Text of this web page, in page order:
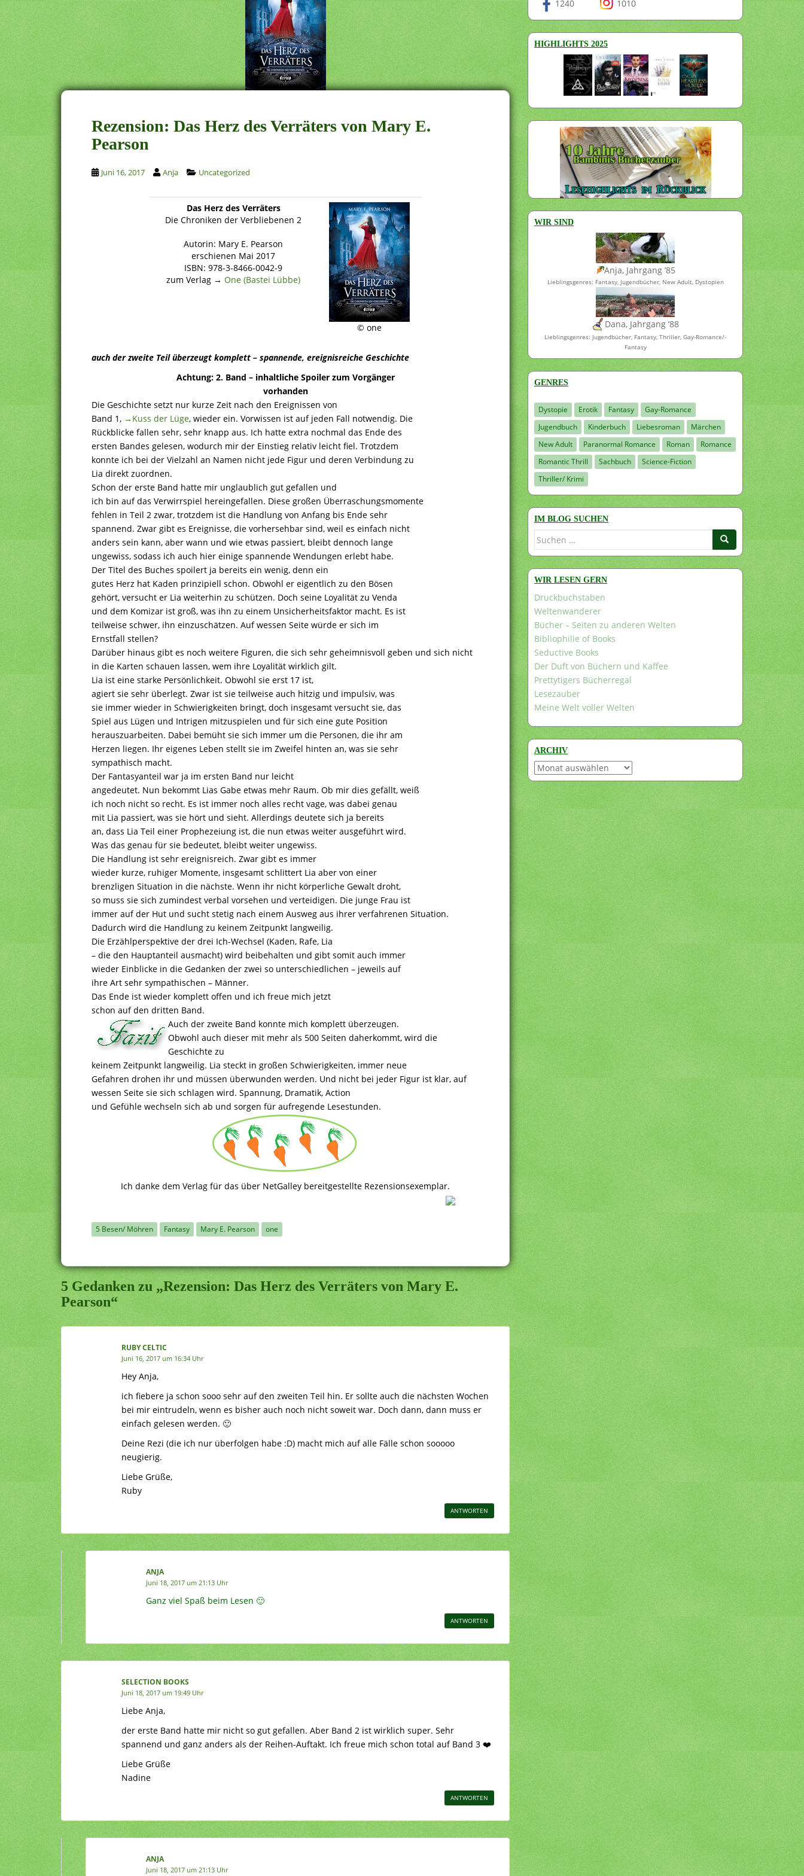
Rezension: Das Herz des Verräters von Mary E.
Pearson
Juni 16, 2017 Anja Uncategorized
Das Herz des Verräters
Die Chroniken der Verbliebenen 2
Autorin: Mary E. Pearson
erschienen Mai 2017
ISBN: 978-3-8466-0042-9
zum Verlag → One (Bastei Lübbe)
© one
auch der zweite Teil überzeugt komplett – spannende, ereignisreiche Geschichte
Achtung: 2. Band – inhaltliche Spoiler zum Vorgänger
vorhanden
Die Geschichte setzt nur kurze Zeit nach den Ereignissen von
Band 1, →Kuss der Lüge, wieder ein. Vorwissen ist auf jeden Fall notwendig. Die
Rückblicke fallen sehr, sehr knapp aus. Ich hatte extra nochmal das Ende des
ersten Bandes gelesen, wodurch mir der Einstieg relativ leicht fiel. Trotzdem
konnte ich bei der Vielzahl an Namen nicht jede Figur und deren Verbindung zu
Lia direkt zuordnen.
Schon der erste Band hatte mir unglaublich gut gefallen und
ich bin auf das Verwirrspiel hereingefallen. Diese großen Überraschungsmomente
fehlen in Teil 2 zwar, trotzdem ist die Handlung von Anfang bis Ende sehr
spannend. Zwar gibt es Ereignisse, die vorhersehbar sind, weil es einfach nicht
anders sein kann, aber wann und wie etwas passiert, bleibt dennoch lange
ungewiss, sodass ich auch hier einige spannende Wendungen erlebt habe.
Der Titel des Buches spoilert ja bereits ein wenig, denn ein
gutes Herz hat Kaden prinzipiell schon. Obwohl er eigentlich zu den Bösen
gehört, versucht er Lia weiterhin zu schützen. Doch seine Loyalität zu Venda
und dem Komizar ist groß, was ihn zu einem Unsicherheitsfaktor macht. Es ist
teilweise schwer, ihn einzuschätzen. Auf wessen Seite würde er sich im
Ernstfall stellen?
Darüber hinaus gibt es noch weitere Figuren, die sich sehr geheimnisvoll geben und sich nicht
in die Karten schauen lassen, wem ihre Loyalität wirklich gilt.
Lia ist eine starke Persönlichkeit. Obwohl sie erst 17 ist,
agiert sie sehr überlegt. Zwar ist sie teilweise auch hitzig und impulsiv, was
sie immer wieder in Schwierigkeiten bringt, doch insgesamt versucht sie, das
Spiel aus Lügen und Intrigen mitzuspielen und für sich eine gute Position
herauszuarbeiten. Dabei bemüht sie sich immer um die Personen, die ihr am
Herzen liegen. Ihr eigenes Leben stellt sie im Zweifel hinten an, was sie sehr
sympathisch macht.
Der Fantasyanteil war ja im ersten Band nur leicht
angedeutet. Nun bekommt Lias Gabe etwas mehr Raum. Ob mir dies gefällt, weiß
ich noch nicht so recht. Es ist immer noch alles recht vage, was dabei genau
mit Lia passiert, was sie hört und sieht. Allerdings deutete sich ja bereits
an, dass Lia Teil einer Prophezeiung ist, die nun etwas weiter ausgeführt wird.
Was das genau für sie bedeutet, bleibt weiter ungewiss.
Die Handlung ist sehr ereignisreich. Zwar gibt es immer
wieder kurze, ruhiger Momente, insgesamt schlittert Lia aber von einer
brenzligen Situation in die nächste. Wenn ihr nicht körperliche Gewalt droht,
so muss sie sich zumindest verbal vorsehen und verteidigen. Die junge Frau ist
immer auf der Hut und sucht stetig nach einem Ausweg aus ihrer verfahrenen Situation.
Dadurch wird die Handlung zu keinem Zeitpunkt langweilig.
Die Erzählperspektive der drei Ich-Wechsel (Kaden, Rafe, Lia
– die den Hauptanteil ausmacht) wird beibehalten und gibt somit auch immer
wieder Einblicke in die Gedanken der zwei so unterschiedlichen – jeweils auf
ihre Art sehr sympathischen – Männer.
Das Ende ist wieder komplett offen und ich freue mich jetzt
schon auf den dritten Band.
Auch der zweite Band konnte mich komplett überzeugen.
Obwohl auch dieser mit mehr als 500 Seiten daherkommt, wird die
Geschichte zu
keinem Zeitpunkt langweilig. Lia steckt in großen Schwierigkeiten, immer neue
Gefahren drohen ihr und müssen überwunden werden. Und nicht bei jeder Figur ist klar, auf
wessen Seite sie sich schlagen wird. Spannung, Dramatik, Action
und Gefühle wechseln sich ab und sorgen für aufregende Lesestunden.
Ich danke dem Verlag für das über NetGalley bereitgestellte Rezensionsexemplar.
5 Besen/ Möhren Fantasy Mary E. Pearson one
5 Gedanken zu „Rezension: Das Herz des Verräters von Mary E.
Pearson“
RUBY CELTIC
Juni 16, 2017 um 16:34 Uhr
Hey Anja,
ich fiebere ja schon sooo sehr auf den zweiten Teil hin. Er sollte auch die nächsten Wochen
bei mir eintrudeln, wenn es bisher auch noch nicht soweit war. Doch dann, dann muss er
einfach gelesen werden. 🙂
Deine Rezi (die ich nur überfolgen habe :D) macht mich auf alle Fälle schon sooooo
neugierig.
Liebe Grüße,
Ruby
ANTWORTEN
ANJA
Juni 18, 2017 um 21:13 Uhr
Ganz viel Spaß beim Lesen 🙂
ANTWORTEN
SELECTION BOOKS
Juni 18, 2017 um 19:49 Uhr
Liebe Anja,
der erste Band hatte mir nicht so gut gefallen. Aber Band 2 ist wirklich super. Sehr
spannend und ganz anders als der Reihen-Auftakt. Ich freue mich schon total auf Band 3 ❤️
Liebe Grüße
Nadine
ANTWORTEN
ANJA
Juni 18, 2017 um 21:13 Uhr
1240 1010
HIGHLIGHTS 2025
WIR SIND
Anja, Jahrgang ’85
Lieblingsgenres: Fantasy, Jugendbücher, New Adult, Dystopien
Dana, Jahrgang ’88
Lieblingsgenres: Jugendbücher, Fantasy, Thriller, Gay-Romance/-
Fantasy
GENRES
Dystopie Erotik Fantasy
Gay-Romance
Jugendbuch
Kinderbuch Liebesroman
Märchen
New Adult
Paranormal Romance Roman
Romance
Romantic Thrill
Sachbuch
Science-Fiction
Thriller/ Krimi
IM BLOG SUCHEN
Suchen
WIR LESEN GERN
Druckbuchstaben
Weltenwanderer
Bücher – Seiten zu anderen Welten
Bibliophilie of Books
Seductive Books
Der Duft von Büchern und Kaffee
Prettytigers Bücherregal
Lesezauber
Meine Welt voller Welten
ARCHIV
Archiv